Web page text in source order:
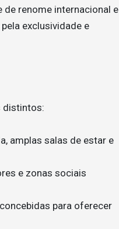
renome internacional e
exclusividade e
distintos:
amplas salas de estar e
e zonas sociais
para oferecer